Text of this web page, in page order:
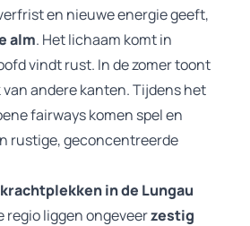
en nieuwe energie geeft,
alm. Het lichaam komt in
vindt rust. In de zomer toont
van andere kanten. Tijdens het
fairways komen spel en
rustige, geconcentreerde
in de Lungau
regio liggen ongeveerzestig